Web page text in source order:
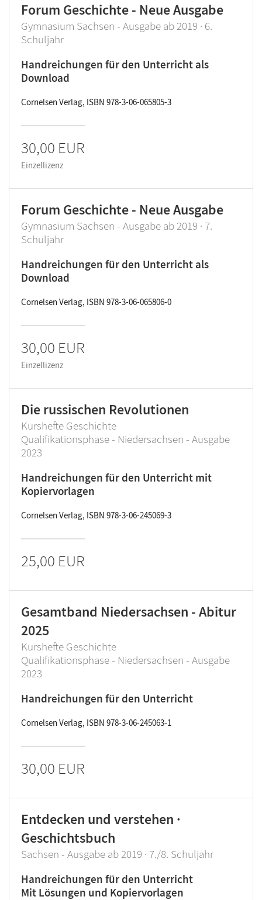
Forum Geschichte - Neue Ausgabe
Gymnasium Sachsen - Ausgabe ab 2019 · 6.
Schuljahr
Handreichungen für den Unterricht als
Download
Cornelsen Verlag, ISBN 978-3-06-065805-3
30,00 EUR
Einzellizenz
Forum Geschichte - Neue Ausgabe
Gymnasium Sachsen - Ausgabe ab 2019 · 7.
Schuljahr
Handreichungen für den Unterricht als
Download
Cornelsen Verlag, ISBN 978-3-06-065806-0
30,00 EUR
Einzellizenz
Die russischen Revolutionen
Kurshefte Geschichte
Qualifikationsphase - Niedersachsen - Ausgabe
2023
Handreichungen für den Unterricht mit
Kopiervorlagen
Cornelsen Verlag, ISBN 978-3-06-245069-3
25,00 EUR
Gesamtband Niedersachsen - Abitur
2025
Kurshefte Geschichte
Qualifikationsphase - Niedersachsen - Ausgabe
2023
Handreichungen für den Unterricht
Cornelsen Verlag, ISBN 978-3-06-245063-1
30,00 EUR
Entdecken und verstehen ·
Geschichtsbuch
Sachsen - Ausgabe ab 2019 · 7./8. Schuljahr
Handreichungen für den Unterricht
Mit Lösungen und Kopiervorlagen